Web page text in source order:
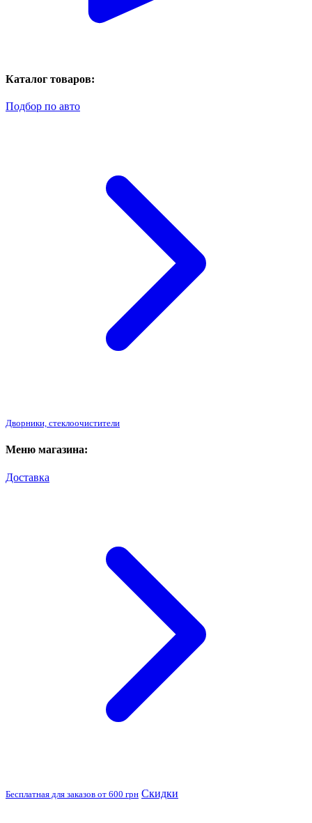
Каталог товаров:
Подбор по авто
Дворники, стеклоочистители
Меню магазина:
Доставка
Бесплатная для заказов от 600 грн Скидки